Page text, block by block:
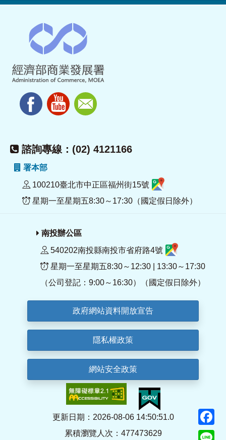
諮詢專線：(02) 4121166
署本部
100210臺北市中正區福州街15號
星期一至星期五8:30～17:30（國定假日除外）
南投辦公區
540202南投縣南投市省府路4號
星期一至星期五8:30～12:30 | 13:30～17:30
（公司登記：9:00～16:30）（國定假日除外）
政府網站資料開放宣告
隱私權政策
網站安全政策
更新日期：2026-08-06 14:50:51.0
累積瀏覽人次：477473629